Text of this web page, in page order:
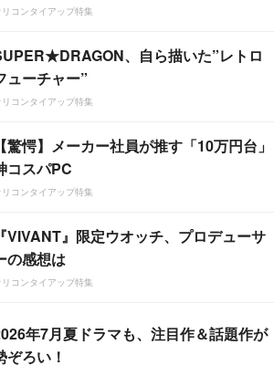
リコンタイアップ特集
、自ら描いた”レトロ
ューチャー”
リコンタイアップ特集
【驚愕】メーカー社員が推す「10万円台」
コスパPC
リコンタイアップ特集
『VIVANT』限定ウオッチ、プロデューサ
の感想は
リコンタイアップ特集
年7月夏ドラマも、注目作＆話題作が
ぞろい！